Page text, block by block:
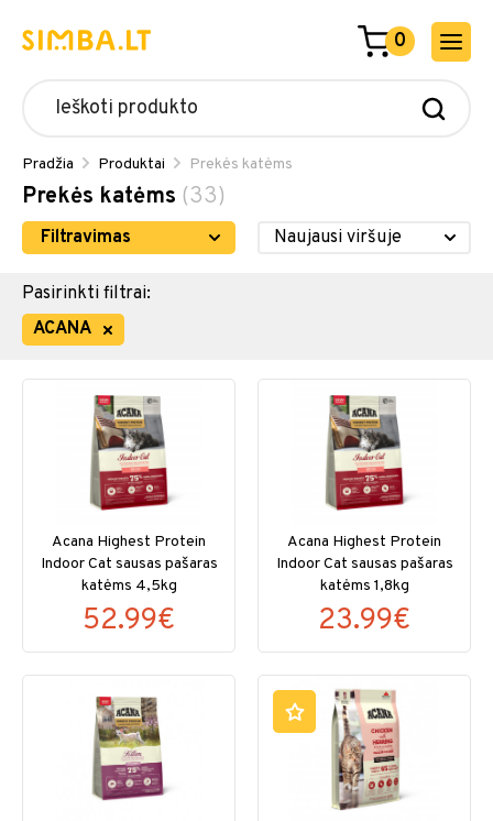
0
Pradžia Produktai Prekės katėms
Prekės katėms (33)
Filtravimas
Pasirinkti filtrai:
ACANA
Acana Highest Protein
Indoor Cat sausas pašaras
katėms 4,5kg
52.99€
Acana Highest Protein
Indoor Cat sausas pašaras
katėms 1,8kg
23.99€